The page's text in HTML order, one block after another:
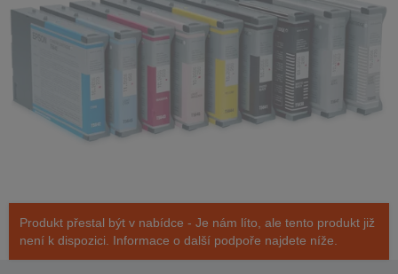
Produkt přestal být v nabídce - Je nám líto, ale tento produkt již
není k dispozici. Informace o další podpoře najdete níže.